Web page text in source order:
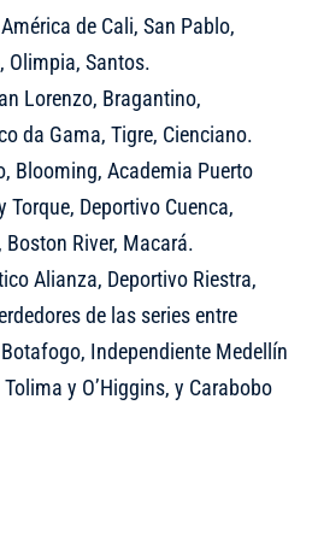
de Cali, San Pablo,
Olimpia, Santos.
Lorenzo, Bragantino,
da Gama, Tigre, Cienciano.
Blooming, Academia Puerto
Torque, Deportivo Cuenca,
River, Macará.
Alianza, Deportivo Riestra,
de las series entre
Independiente Medellín
y O’Higgins, y Carabobo